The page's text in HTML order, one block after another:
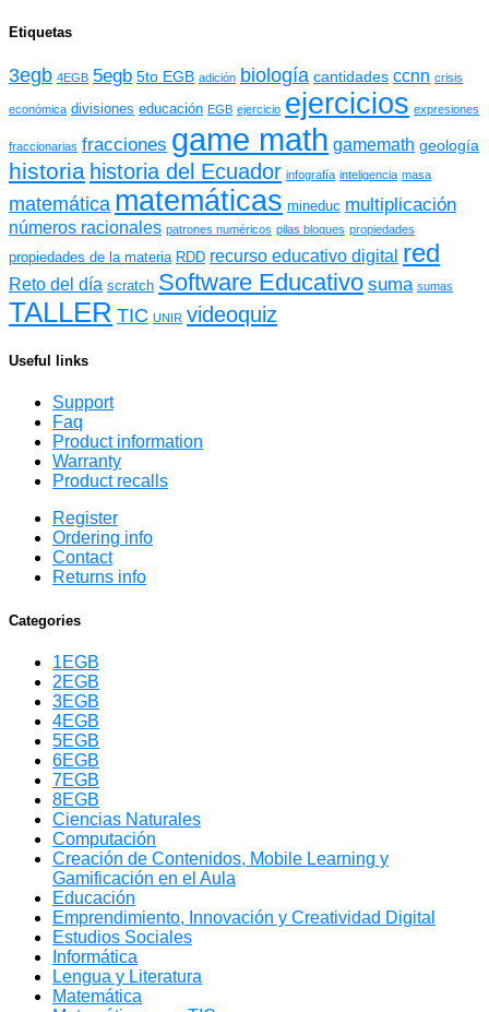
Etiquetas
3egb 4EGB 5egb 5to EGB adición biología cantidades ccnn crisis
económica divisiones educación EGB ejercicio ejercicios expresiones
fraccionarias fracciones game math gamemath geología
historia historia del Ecuador infografía inteligencia masa
matemática matemáticas mineduc multiplicación
números racionales patrones numéricos pilas bloques propiedades
propiedades de la materia RDD recurso educativo digital red
Reto del día scratch Software Educativo suma sumas
TALLER TIC UNIR videoquiz
Useful links
Support
Faq
Product information
Warranty
Product recalls
Register
Ordering info
Contact
Returns info
Categories
1EGB
2EGB
3EGB
4EGB
5EGB
6EGB
7EGB
8EGB
Ciencias Naturales
Computación
Creación de Contenidos, Mobile Learning y
Gamificación en el Aula
Educación
Emprendimiento, Innovación y Creatividad Digital
Estudios Sociales
Informática
Lengua y Literatura
Matemática